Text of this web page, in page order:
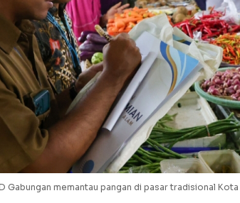
Gabungan memantau pangan di pasar tradisional